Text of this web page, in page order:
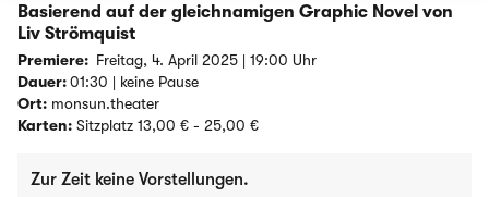
Basierend auf der gleichnamigen Graphic Novel von
Liv Strömquist
Premiere: Freitag, 4. April 2025 | 19:00 Uhr
Dauer:01:30 | keine Pause
Ort: monsun.theater
Karten: Sitzplatz 13,00 € - 25,00 €
Zur Zeit keine Vorstellungen.